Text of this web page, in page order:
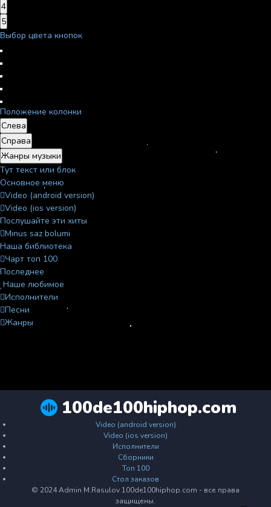
4
5
Выбор цвета кнопок
Положение колонки
Слева
Справа
Жанры музыки
Тут текст или блок
Основное меню
Video (android version)
Video (ios version)
Послушайте эти хиты
Minus saz bolumi
Наша библиотека
Чарт топ 100
Последнее
Наше любимое
Исполнители
Песни
Жанры
100de100hiphop.com
Video (android version)
Video (ios version)
Исполнители
Сборники
Топ 100
Стол заказов
© 2024 Admin M.Rasulov 100de100hiphop.com - все права
защищены.